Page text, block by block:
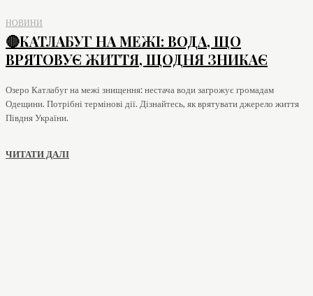
НОВИНИ
🔴КАТЛАБУГ НА МЕЖІ: ВОДА, ЩО
ВРЯТОВУЄ ЖИТТЯ, ЩОДНЯ ЗНИКАЄ
Озеро Катлабуг на межі знищення: нестача води загрожує громадам
Одещини. Потрібні термінові дії. Дізнайтесь, як врятувати джерело життя
Півдня України.
ЧИТАТИ ДАЛІ